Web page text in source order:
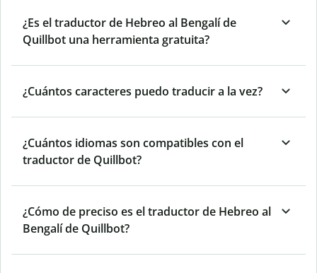
¿Es el traductor de Hebreo al Bengalí de
Quillbot una herramienta gratuita?
¿Cuántos caracteres puedo traducir a la vez?
¿Cuántos idiomas son compatibles con el
traductor de Quillbot?
¿Cómo de preciso es el traductor de Hebreo al
Bengalí de Quillbot?